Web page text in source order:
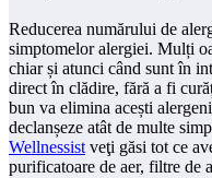
Reducerea numărului de
simptomelor alergiei. Mulți
chiar și atunci când sunt în
direct în clădire, fără a fi
bun va elimina acești
declanșeze atât de multe
Wellnessistveţi găsi tot ce
purificatoare de aer, filtre de